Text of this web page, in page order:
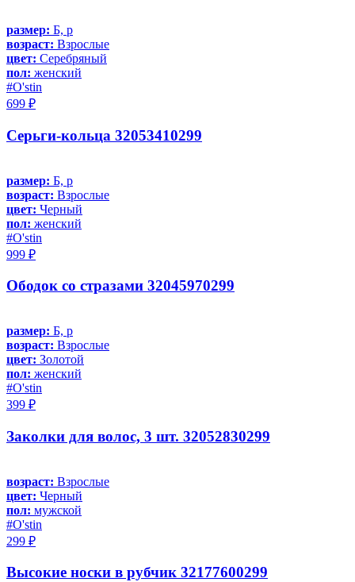
размер: Б, р
возраст: Взрослые
цвет: Серебряный
пол: женский
#O'stin
699 ₽
Серьги-кольца 32053410299
размер: Б, р
возраст: Взрослые
цвет: Черный
пол: женский
#O'stin
999 ₽
Ободок со стразами 32045970299
размер: Б, р
возраст: Взрослые
цвет: Золотой
пол: женский
#O'stin
399 ₽
Заколки для волос, 3 шт. 32052830299
возраст: Взрослые
цвет: Черный
пол: мужской
#O'stin
299 ₽
Высокие носки в рубчик 32177600299